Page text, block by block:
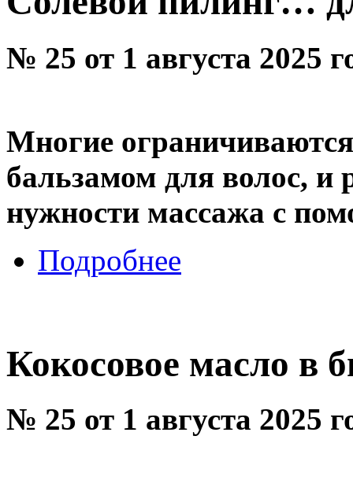
№ 25 от 1 августа 2025
Многие
бальзамом для волос, и
нужности массажа с
Подробнее
Кокосовое масло в
№ 25 от 1 августа 2025